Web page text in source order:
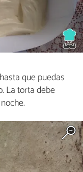
hasta que puedas
La torta debe